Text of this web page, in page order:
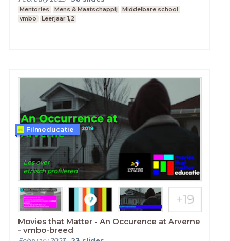
Mentorles Mens & Maatschappij
Middelbare school
vmbo
Leerjaar 1,2
Movies that Matter - An Occurence at Arverne
- vmbo-breed
Filmeducatie